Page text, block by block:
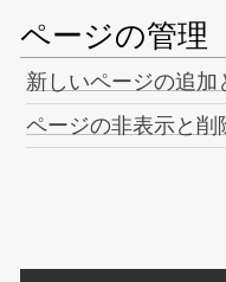
ページの管理
新しいページの追
ページの非表示と削